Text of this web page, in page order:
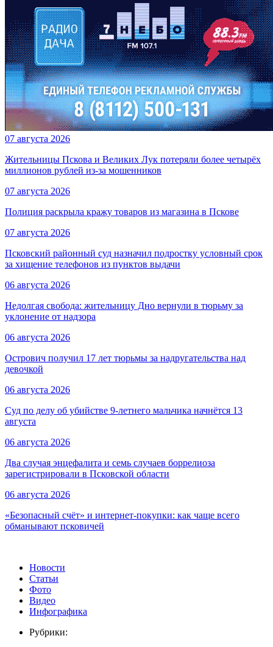
07 августа 2026
Жительницы Пскова и Великих Лук потеряли более четырёх
миллионов рублей из-за мошенников
07 августа 2026
Полиция раскрыла кражу товаров из магазина в Пскове
07 августа 2026
Псковский районный суд назначил подростку условный срок
за хищение телефонов из пунктов выдачи
06 августа 2026
Недолгая свобода: жительницу Дно вернули в тюрьму за
уклонение от надзора
06 августа 2026
Острович получил 17 лет тюрьмы за надругательства над
девочкой
06 августа 2026
Суд по делу об убийстве 9-летнего мальчика начнётся 13
августа
06 августа 2026
Два случая энцефалита и семь случаев боррелиоза
зарегистрировали в Псковской области
06 августа 2026
«Безопасный счёт» и интернет-покупки: как чаще всего
обманывают псковичей
Новости
Статьи
Фото
Видео
Инфографика
Рубрики: